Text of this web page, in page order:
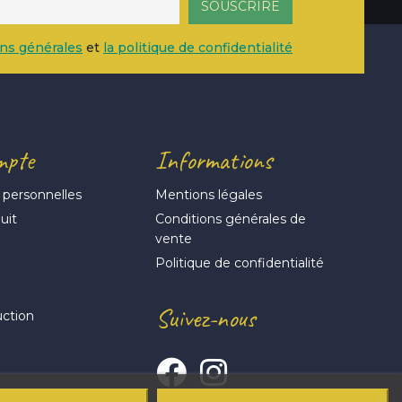
générales et la politique de confidentialité
Informations
Mentions légales
Conditions générales de
vente
Politique de confidentialité
Suivez-nous